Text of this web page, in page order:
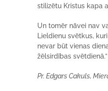
stilizētu Kristus kapa
Un tomēr nāvei nav
Lieldienu svētkus,
nevar būt vienas
žēlsirdības svētdienā.”
Pr. Edgars Cakuls,